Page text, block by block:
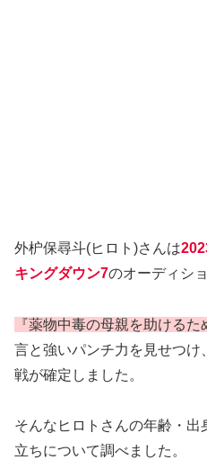
外枦保尋斗(ヒロト)さんは
キングダウン7のオーディシ
『薬物中毒の母親を助けるた
言と強いパンチ力を見せつ
戦が確定しました。
そんなヒロトさんの年齢・
立ちについて調べました。